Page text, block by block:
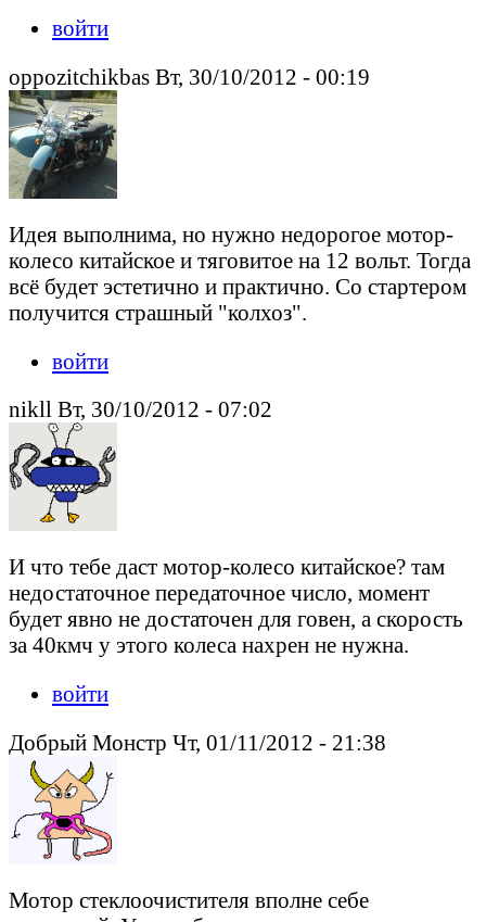
войти
oppozitchikbas Вт, 30/10/2012 - 00:19
Идея выполнима, но нужно недорогое мотор-
колесо китайское и тяговитое на 12 вольт. Тогда
всё будет эстетично и практично. Со стартером
получится страшный "колхоз".
войти
nikll Вт, 30/10/2012 - 07:02
И что тебе даст мотор-колесо китайское? там
недостаточное передаточное число, момент
будет явно не достаточен для говен, а скорость
за 40кмч у этого колеса нахрен не нужна.
войти
Добрый Монстр Чт, 01/11/2012 - 21:38
Мотор стеклоочистителя вполне себе